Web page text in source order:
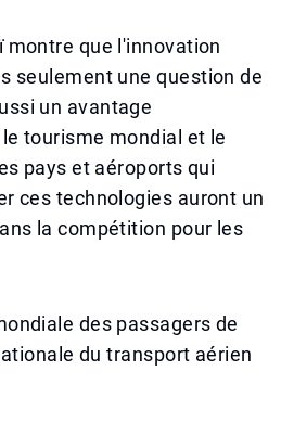
montre que l'innovation
seulement une question de
un avantage
tourisme mondial et le
pays et aéroports qui
ces technologies auront un
la compétition pour les
des passagers de
du transport aérien